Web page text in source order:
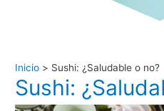
Inicio Sushi: ¿Saludable o no?
Sushi: